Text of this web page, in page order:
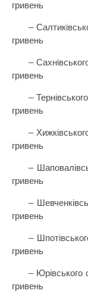
гривень
–
гривень
–
гривень
–
гривень
–
гривень
–
гривень
–
гривень
–
гривень
– Юрівського
гривень